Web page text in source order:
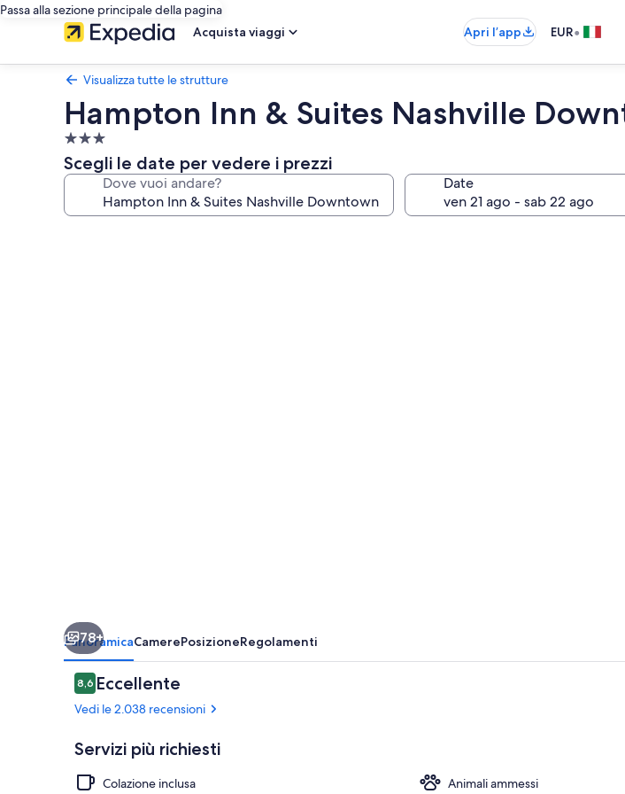
Passa alla sezione principale della pagina
Acquista viaggi
Apri l’app EUR•
Visualizza tutte le strutture
Hampton Inn & Suites Nashville
Struttura
a
3.0
Scegli le date per vedere i prezzi
Dove vuoi andare? Date
78+
PanoramicaCamerePosizioneRegolamenti
Recensioni
8,68,6 su 10
Eccellente
Vedi le 2.038 recensioni
Servizi più richiesti
Colazione inclusa
Animali ammessi